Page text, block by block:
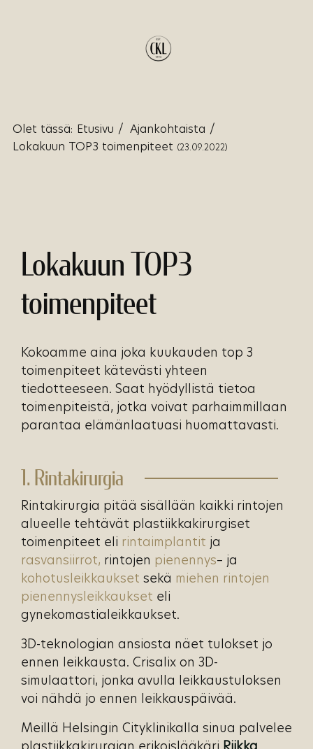
Olet tässä: Etusivu / Ajankohtaista /
Lokakuun TOP3 toimenpiteet (23.09.2022)
Lokakuun TOP3
toimenpiteet
Kokoamme aina joka kuukauden top 3
toimenpiteet kätevästi yhteen
tiedotteeseen. Saat hyödyllistä tietoa
toimenpiteistä, jotka voivat parhaimmillaan
parantaa elämänlaatuasi huomattavasti.
1. Rintakirurgia
Rintakirurgia pitää sisällään kaikki rintojen
alueelle tehtävät plastiikkakirurgiset
toimenpiteet eli rintaimplantit ja
rasvansiirrot, rintojen pienennys– ja
kohotusleikkaukset sekä miehen rintojen
pienennysleikkaukset eli
gynekomastialeikkaukset.
3D-teknologian ansiosta näet tulokset jo
ennen leikkausta. Crisalix on 3D-
simulaattori, jonka avulla leikkaustuloksen
voi nähdä jo ennen leikkauspäivää.
Meillä Helsingin Cityklinikalla sinua palvelee